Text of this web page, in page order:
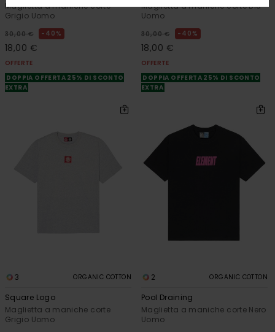
Maglietta a maniche corte
Grigio Uomo
30,00 € 40%
18,00 €
OFFERTE
DOPPIA OFFERTA 25% DI SCONTO
EXTRA
Maglietta a maniche corte Blu
Uomo
30,00 € 40%
18,00 €
OFFERTE
DOPPIA OFFERTA 25% DI SCONTO
EXTRA
3 ORGANIC COTTON
Square Logo
Maglietta a maniche corte
Grigio Uomo
2 ORGANIC COTTON
Pool Draining
Maglietta a maniche corte Nero
Uomo